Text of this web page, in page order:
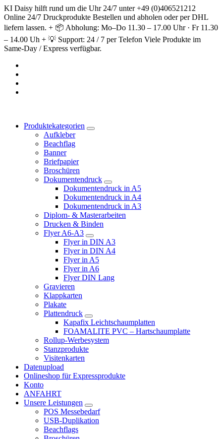
Springe
zum
Inhalt
KI Daisy hilft rund um die Uhr 24/7 unter +49 (0)406521212
Online 24/7 Druckprodukte Bestellen und abholen oder per DHL
liefern lassen. + 📦 Abholung: Mo–Do 11.30 – 17.00 Uhr · Fr 11.30
– 14.00 Uh + 💡 Support: 24 / 7 per Telefon Viele Produkte im
Same-Day / Express verfügbar.
Produktekategorien
Aufkleber
Beachflag
Banner
Briefpapier
Broschüren
Dokumentendruck
Dokumentendruck in A5
Dokumentendruck in A4
Dokumentendruck in A3
Diplom- & Masterarbeiten
Drucken & Binden
Flyer A6-A3
Flyer in DIN A3
Flyer in DIN A4
Flyer in A5
Flyer in A6
Flyer DIN Lang
Gravieren
Klappkarten
Plakate
Plattendruck
Kapafix Leichtschaumplatten
FOAMALITE PVC – Hartschaumplatte
Rollup-Werbesystem
Stanzprodukte
Visitenkarten
Datenupload
Onlineshop für Expressprodukte
Konto
ANFAHRT
Unsere Leistungen
POS Messebedarf
USB-Duplikation
Beachflags